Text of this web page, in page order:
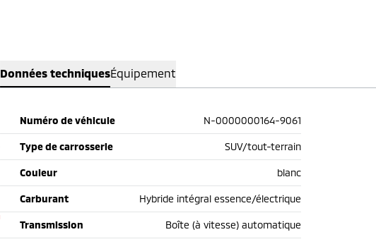
Données techniquesÉquipement
Numéro de véhicule N-0000000164-9061
Type de carrosserie SUV/tout-terrain
Couleur blanc
Carburant Hybride intégral essence/électrique
Transmission Boîte (à vitesse) automatique